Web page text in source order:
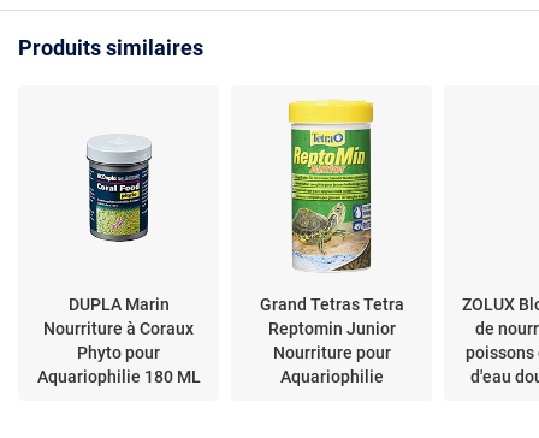
Produits similaires
DUPLA Marin
Nourriture à Coraux
Phyto pour
Aquariophilie 180 ML
Grand Tetras Tetra
Reptomin Junior
Nourriture pour
Aquariophilie
ZOLUX
de
poissons
d'eau